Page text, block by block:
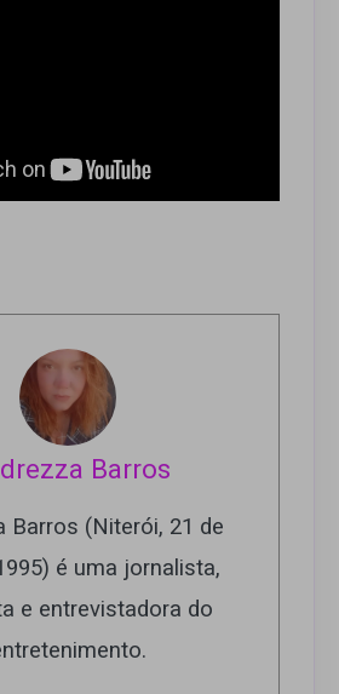
Barros
Barros (Niterói, 21 de
é uma jornalista,
e entrevistadora do